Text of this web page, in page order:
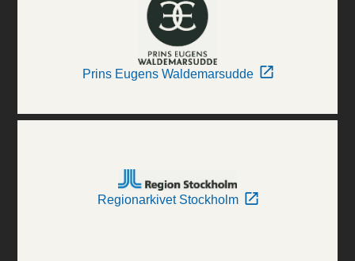
Prins Eugens Waldemarsudde
Regionarkivet Stockholm